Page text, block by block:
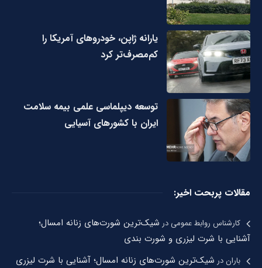
یارانه ژاپن، خودروهای آمریکا را
کم‌مصرف‌تر کرد
توسعه دیپلماسی علمی بیمه سلامت
ایران با کشورهای آسیایی
مقالات پربحت اخیر:
کارشناس روابط عمومیدر شیک‌ترین شورت‌های زنانه امسال؛
آشنایی با شرت لیزری و شورت بندی
باراندر شیک‌ترین شورت‌های زنانه امسال؛ آشنایی با شرت لیزری